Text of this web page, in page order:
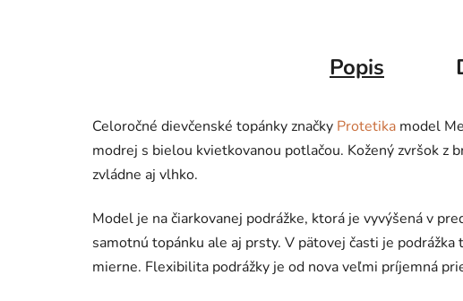
Popis
Celoročné dievčenské topánky značky Protetika model
modrej s bielou kvietkovanou potlačou. Kožený zvršok z
zvládne aj vlhko.
Model je na čiarkovanej podrážke, ktorá je vyvýšená v
samotnú topánku ale aj prsty. V pätovej časti je podrážka
mierne. Flexibilita podrážky je od nova veľmi príjemná